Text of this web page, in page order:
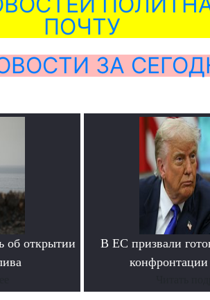
ПОЧТУ
ЗА
об открытии
В ЕС призвали